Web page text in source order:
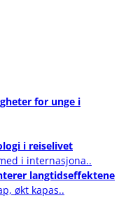
for unge i
i reiselivet
i internasjona..
langtidseffektene
økt kapas..